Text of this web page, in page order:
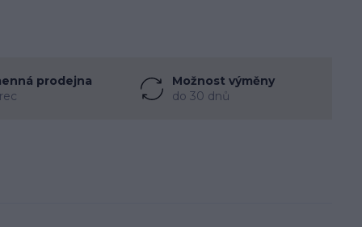
prodejna
Možnost výměny
do 30 dnů